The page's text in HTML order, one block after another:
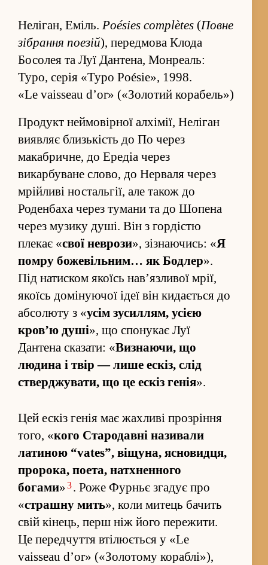
Неліган, Еміль. Poésies complètes (Повне
зі­бра­ння поезій), перед­мова Клода
Босолея та Луї Дантена, Монреаль:
Typo, серія «Typo Poésie», 1998.
«Le vaisseau d’or» («Золотий корабель»)
Продукт не­ймовірної алхімії, Неліган
виявляє близькість до По через
макабричне, до Ередіа через
викарбуване слово, до Нерваля через
мрійливі но­стальгії, але також до
Роденбаха через тумани та до Шопена
через музику душі. Він з гордістю
плекає «свої неврози», зі­знаючись: «Я
по­мру божевільним… як Бодлер».
Під натиском якоїсь нав’язливої мрії,
якоїсь домінуючої ідеї він кидається до
абсолюту з «усім зуси­л­лям, усією
кров’ю душі», що спонукає Луї
Дантена сказати: «Ви­знаючи, що
людина і твір — лише ескіз, слід
стверджувати, що це ескіз генія».
Цей ескіз генія має жахливі про­зрі­ння
того, «кого Стародавні називали
латиною “vates”, віщуна, ясновидця,
пророка, поета, натхнен­ного
богами»3. Роже Фурньє згадує про
«страшну мить», коли митець бачить
свій кінець, перш ніж його пере­жити.
Це перед­чу­ття втілюється у «Le
vaisseau d’or» («Золотому кораблі»),